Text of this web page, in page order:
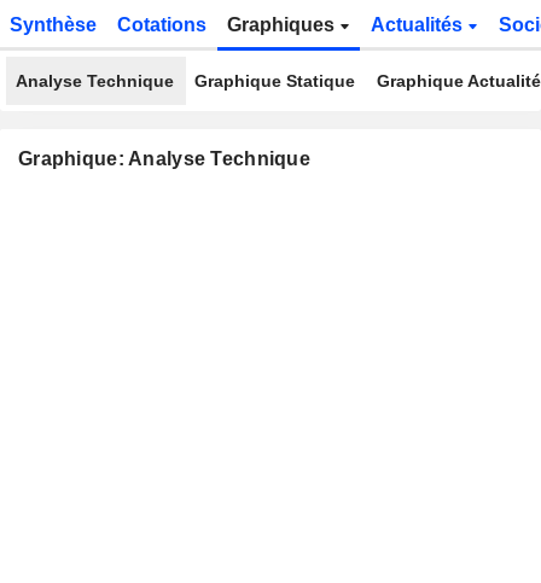
Synthèse Cotations Graphiques Actualités
Analyse Technique Graphique Statique Graphique
Graphique: Analyse Technique